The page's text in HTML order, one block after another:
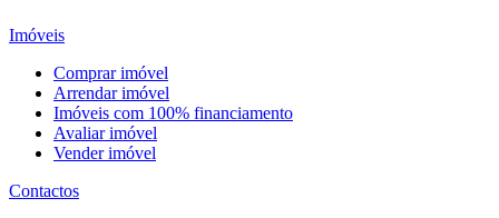
Imóveis
Comprar imóvel
Arrendar imóvel
Imóveis com 100% financiamento
Avaliar imóvel
Vender imóvel
Contactos